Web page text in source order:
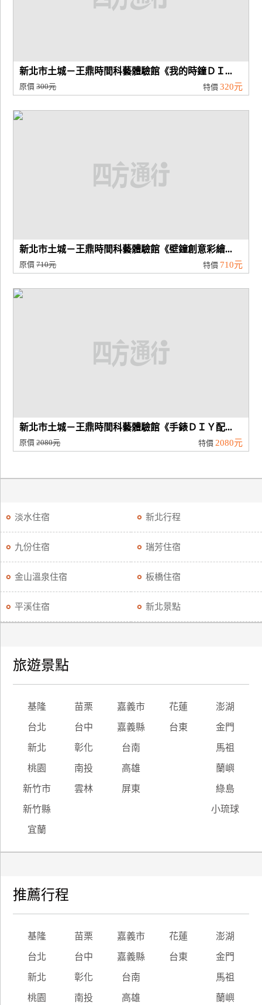
新北市土城－王鼎時間科藝體驗館《我的時鐘ＤＩ...
原價300元 特價 320元
新北市土城－王鼎時間科藝體驗館《壁鐘創意彩繪...
原價710元 特價 710元
新北市土城－王鼎時間科藝體驗館《手錶ＤＩＹ配...
原價2080元 特價 2080元
淡水住宿 新北行程
九份住宿 瑞芳住宿
金山溫泉住宿 板橋住宿
平溪住宿 新北景點
旅遊景點
基隆 苗栗 嘉義市 花蓮 澎湖
台北 台中 嘉義縣 台東 金門
新北 彰化 台南 馬祖
桃園 南投 高雄 蘭嶼
新竹市 雲林 屏東 綠島
新竹縣 小琉球
宜蘭
推薦行程
基隆 苗栗 嘉義市 花蓮 澎湖
台北 台中 嘉義縣 台東 金門
新北 彰化 台南 馬祖
桃園 南投 高雄 蘭嶼